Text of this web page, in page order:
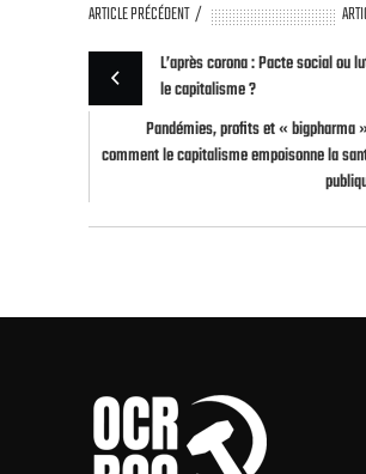
ARTICLE PRÉCÉDENT
L’après corona : Pacte social ou
le capitalisme ?
Pandémies, profits et « bigpharma
comment le capitalisme empoisonne la